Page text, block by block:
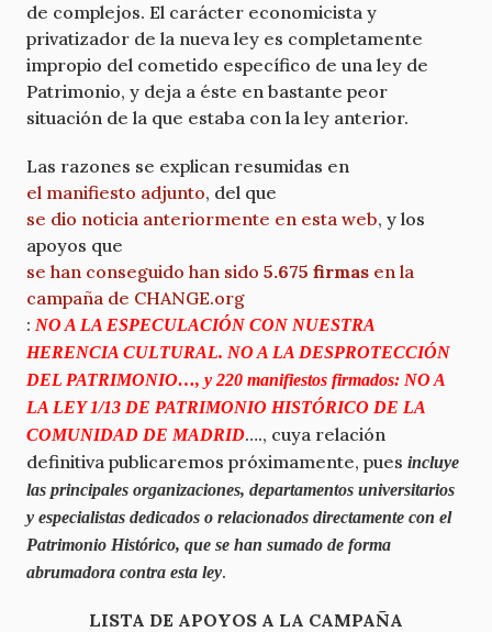
de complejos. El carácter economicista y
privatizador de la nueva ley es completamente
impropio del cometido específico de una ley de
Patrimonio, y deja a éste en bastante peor
situación de la que estaba con la ley anterior.
Las razones se explican resumidas en
el manifiesto adjunto, del que
se dio noticia anteriormente en esta web, y los
apoyos que
se han conseguido han sido 5.675 firmas en la
campaña de CHANGE.org
: NO A LA ESPECULACIÓN CON NUESTRA
HERENCIA CULTURAL. NO A LA DESPROTECCIÓN
DEL PATRIMONIO…, y 220 manifiestos firmados: NO A
LA LEY 1/13 DE PATRIMONIO HISTÓRICO DE LA
COMUNIDAD DE MADRID…., cuya relación
definitiva publicaremos próximamente, pues incluye
las principales organizaciones, departamentos universitarios
y especialistas dedicados o relacionados directamente con el
Patrimonio Histórico, que se han sumado de forma
abrumadora contra esta ley.
LISTA DE APOYOS A LA CAMPAÑA